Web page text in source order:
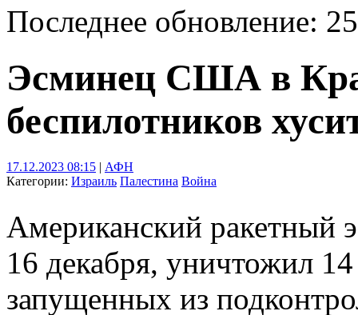
Последнее обновление:
Эсминец США в
беспилотников
17.12.2023 08:15 | АФН
Категории: Израиль Палестина Война
Американский ракетный
16 декабря, уничтожил
запущенных из